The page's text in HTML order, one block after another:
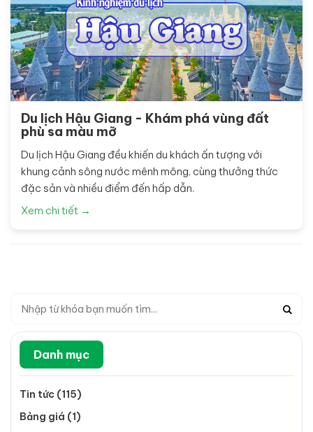
Du lịch Hậu Giang - Khám phá vùng đất
phù sa màu mỡ
Du lịch Hậu Giang đều khiến du khách ấn tượng với
khung cảnh sông nước mênh mông, cùng thưởng thức
đặc sản và nhiều điểm đến hấp dẫn.
Xem chi tiết →
Danh mục
Tin tức (115)
Bảng giá (1)